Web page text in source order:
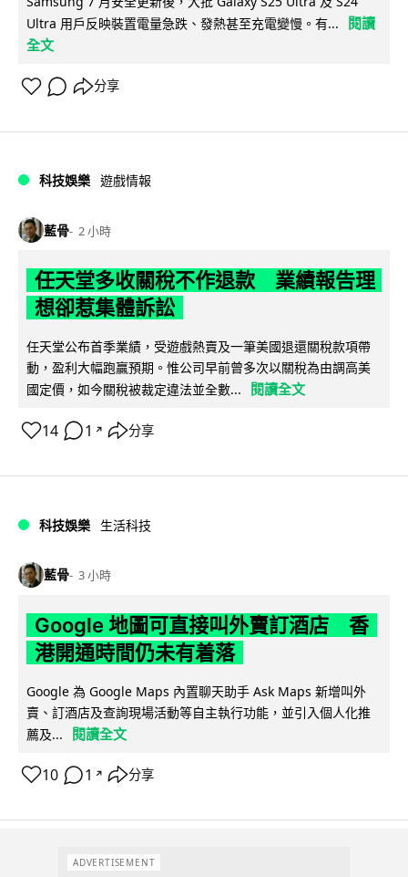
Ultra 用戶反映裝置電量急跌、發熱甚至充電變慢。有...
閱讀
全文
分享
科技娛樂 遊戲情報
藍骨 2 小時
任天堂多收關稅不作退款 業績報告理
想卻惹集體訴訟
任天堂公布首季業績，受遊戲熱賣及一筆美國退還關稅款項帶
動，盈利大幅跑贏預期。惟公司早前曾多次以關稅為由調高美
國定價，如今關稅被裁定違法並全數...
閱讀全文
14 1 ↗ 分享
科技娛樂 生活科技
藍骨 3 小時
Google 地圖可直接叫外賣訂酒店 香
港開通時間仍未有着落
Google 為 Google Maps 內置聊天助手 Ask Maps 新增叫外
賣、訂酒店及查詢現場活動等自主執行功能，並引入個人化推
薦及...
閱讀全文
10 1 ↗ 分享
ADVERTISEMENT